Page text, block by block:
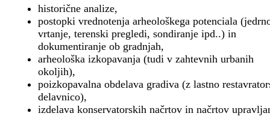
historične analize,
postopki vrednotenja arheološkega potenciala
vrtanje, terenski pregledi, sondiranje ipd..) in
dokumentiranje ob gradnjah,
arheološka izkopavanja (tudi v zahtevnih urbanih
okoljih),
poizkopavalna obdelava gradiva (z lastno
delavnico),
izdelava konservatorskih načrtov in načrtov